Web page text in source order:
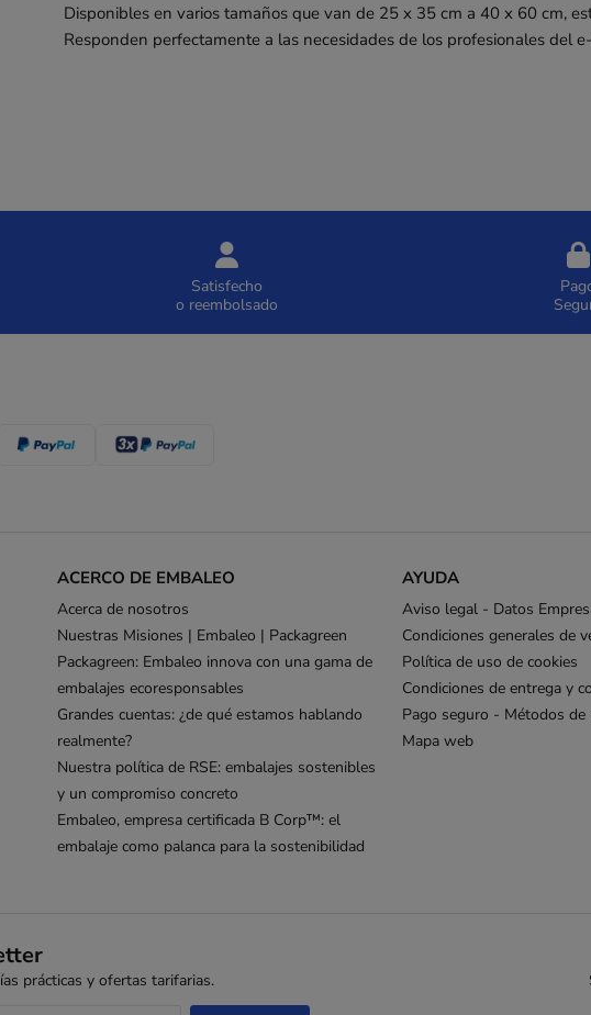
Disponibles en varios tamaños que van de 25 x 35 cm a 40 x 60 cm,
Responden perfectamente a las necesidades de los profesionales del
Satisfecho
o reembolsado
ACERCO DE EMBALEO
Acerca de nosotros
Nuestras Misiones | Embaleo | Packagreen
Packagreen: Embaleo innova con una gama de
embalajes ecoresponsables
Grandes cuentas: ¿de qué estamos hablando
realmente?
Nuestra política de RSE: embalajes sostenibles
y un compromiso concreto
Embaleo, empresa certificada B Corp™: el
embalaje como palanca para la sostenibilidad
AYUDA
Aviso legal - Datos
Condiciones generales de
Política de uso de cookies
Condiciones de entrega y
Pago seguro - Métodos de
Mapa web
prácticas y ofertas tarifarias.